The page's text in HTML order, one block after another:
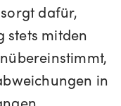
dafür,
stets mitden
übereinstimmt,
in